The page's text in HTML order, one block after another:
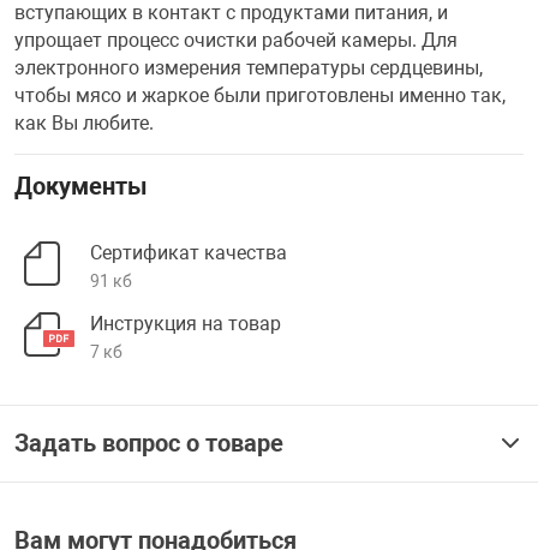
вступающих в контакт с продуктами питания, и
упрощает процесс очистки рабочей камеры. Для
электронного измерения температуры сердцевины,
чтобы мясо и жаркое были приготовлены именно так,
как Вы любите.
Документы
Сертификат качества
91 кб
Инструкция на товар
7 кб
Задать вопрос о товаре
Вам могут понадобиться